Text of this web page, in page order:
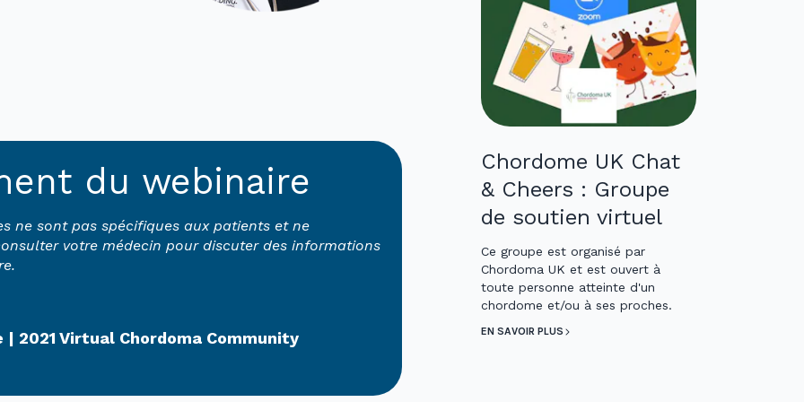
du webinaire
ne sont pas spécifiques aux patients et ne
votre médecin pour discuter des informations
Virtual Chordoma Community
Chordome UK Chat
& Cheers : Groupe
de soutien virtuel
Ce groupe est organisé par
Chordoma UK et est ouvert à
toute personne atteinte d'un
chordome et/ou à ses proches.
EN SAVOIR PLUS